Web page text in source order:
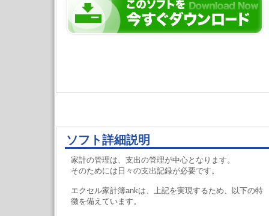
ソフト詳細説明
家計の管理は、支出の管理が中心となります。
そのためには日々の支出記録が必要です。
エクセル家計簿ankは、上記を実現するため、以下の特
徴を備えています。